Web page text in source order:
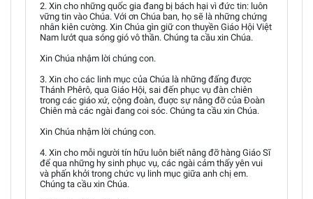
2. Xin cho những quốc gia đang bị bách hại vì đức tin: luôn
vững tin vào Chúa. Với ơn Chúa ban, họ sẽ là những chứng
nhân kiên cường. Xin Chúa gìn giữ con thuyền Giáo Hội Việt
Nam lướt qua sóng gió vô thần. Chúng ta cầu xin Chúa.
Xin Chúa nhậm lời chúng con.
3. Xin cho các linh mục của Chúa là những đấng được
Thánh Phêrô, qua Giáo Hội, sai đến phục vụ đàn chiên
trong các giáo xứ, cộng đoàn, đuợc sự nâng đỡ của Đoàn
Chiên mà các ngài đang coi sóc. Chúng ta cầu xin Chúa.
Xin Chúa nhậm lời chúng con.
4. Xin cho mỗi người tín hữu luôn biết nâng đỡ hàng Giáo Sĩ
để qua những hy sinh phục vụ, các ngài cảm thấy yên vui
và phấn khởi trong chức vụ linh mục giữa anh chị em.
Chúng ta cầu xin Chúa.